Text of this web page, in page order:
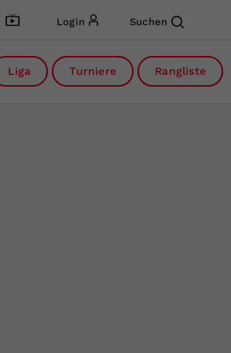
Login Suchen
Liga Turniere Rangliste